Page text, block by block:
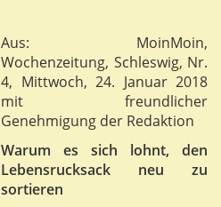
Aus: MoinMoin,
Wochenzeitung, Schleswig, Nr.
4, Mittwoch, 24. Januar 2018
mit freundlicher
Genehmigung der Redaktion
Warum es sich lohnt, den
Lebensrucksack neu zu
sortieren